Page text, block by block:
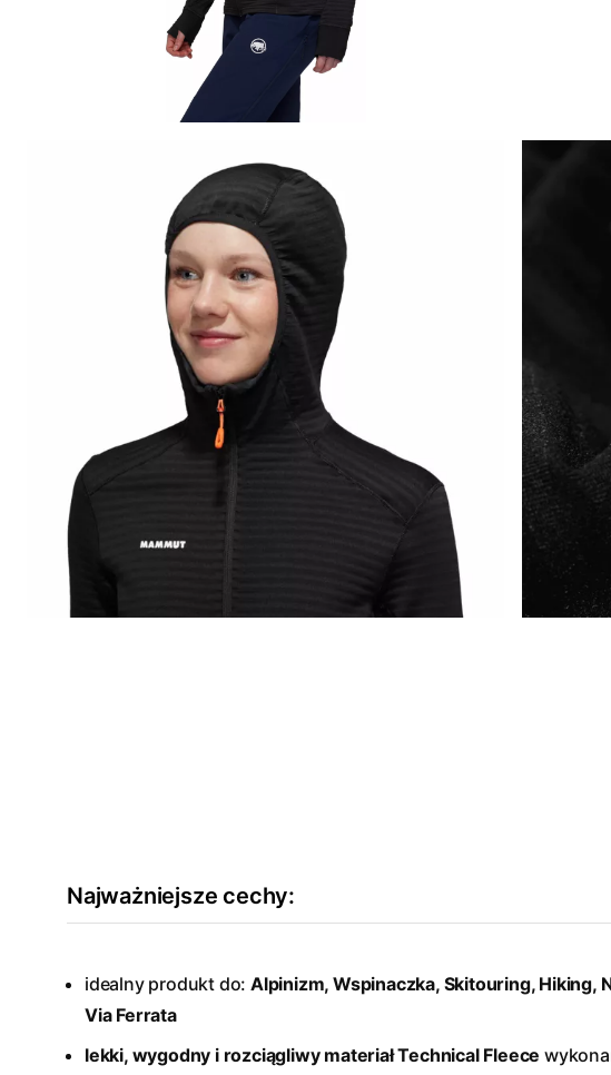
Najważniejsze cechy:
idealny produkt do: Alpinizm, Wspinaczka, Skitouring, Hiking,
Via Ferrata
lekki, wygodny i rozciągliwy materiał Technical Fleece